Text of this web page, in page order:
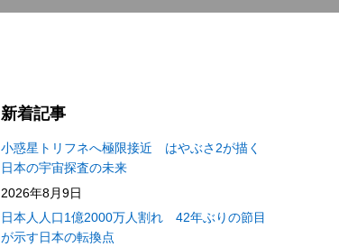
新着記事
小惑星トリフネへ極限接近 はやぶさ2が描く
日本の宇宙探査の未来
2026年8月9日
日本人人口1億2000万人割れ 42年ぶりの節目
が示す日本の転換点